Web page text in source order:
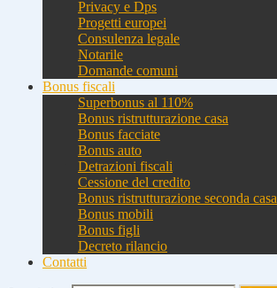
Privacy e Dps
Progetti europei
Consulenza legale
Notarile
Domande comuni
Bonus fiscali
Superbonus al 110%
Bonus ristrutturazione casa
Bonus facciate
Bonus auto
Detrazioni fiscali
Cessione del credito
Bonus ristrutturazione seconda casa
Bonus mobili
Bonus figli
Decreto rilancio
Contatti